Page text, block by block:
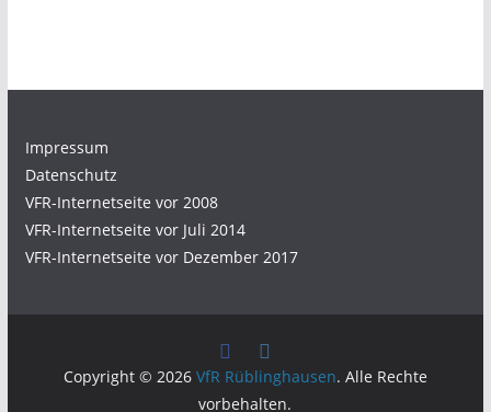
Impressum
Datenschutz
VFR-Internetseite vor 2008
VFR-Internetseite vor Juli 2014
VFR-Internetseite vor Dezember 2017
Copyright © 2026 VfR Rüblinghausen. Alle Rechte
vorbehalten.